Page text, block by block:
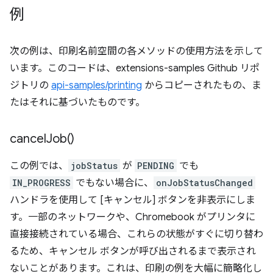
例
次の例は、印刷名前空間の各メソッドの使用方法を示して
います。このコードは、extensions-samples Github リポ
ジトリの api-samples/printing からコピーされたもの、ま
たはそれに基づいたものです。
cancelJob()
この例では、 jobStatus が PENDING でも
IN_PROGRESS でもない場合に、 onJobStatusChanged
ハンドラを使用して [キャンセル] ボタンを非表示にしま
す。一部のネットワークや、Chromebook がプリンタに
直接接続されている場合、これらの状態がすぐに切り替わ
るため、キャンセル ボタンが呼び出されるまで表示され
ないことがあります。これは、印刷の例を大幅に簡略化し